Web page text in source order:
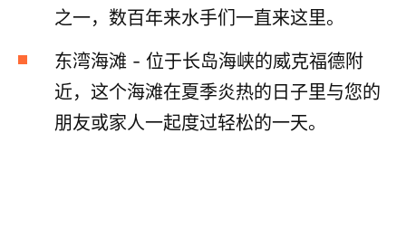
之一，数百年来水手们一直来这里。
东湾海滩 - 位于长岛海峡的威克福德附
近，这个海滩在夏季炎热的日子里与您的
朋友或家人一起度过轻松的一天。